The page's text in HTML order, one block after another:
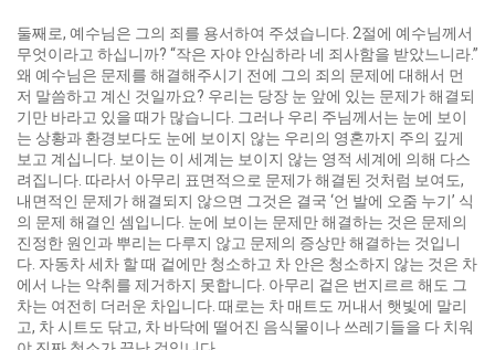
둘째로, 예수님은 그의 죄를 용서하여 주셨습니다. 2절에 예수님께서
무엇이라고 하십니까? “작은 자야 안심하라 네 죄사함을 받았느니라.”
왜 예수님은 문제를 해결해주시기 전에 그의 죄의 문제에 대해서 먼
저 말씀하고 계신 것일까요? 우리는 당장 눈 앞에 있는 문제가 해결되
기만 바라고 있을 때가 많습니다. 그러나 우리 주님께서는 눈에 보이
는 상황과 환경보다도 눈에 보이지 않는 우리의 영혼까지 주의 깊게
보고 계십니다. 보이는 이 세계는 보이지 않는 영적 세계에 의해 다스
려집니다. 따라서 아무리 표면적으로 문제가 해결된 것처럼 보여도,
내면적인 문제가 해결되지 않으면 그것은 결국 ‘언 발에 오줌 누기’ 식
의 문제 해결인 셈입니다. 눈에 보이는 문제만 해결하는 것은 문제의
진정한 원인과 뿌리는 다루지 않고 문제의 증상만 해결하는 것입니
다. 자동차 세차 할 때 겉에만 청소하고 차 안은 청소하지 않는 것은 차
에서 나는 악취를 제거하지 못합니다. 아무리 겉은 번지르르 해도 그
차는 여전히 더러운 차입니다. 때로는 차 매트도 꺼내서 햇빛에 말리
고, 차 시트도 닦고, 차 바닥에 떨어진 음식물이나 쓰레기들을 다 치워